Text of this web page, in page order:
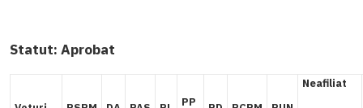
Statut: Aprobat
PP
Neafiliat